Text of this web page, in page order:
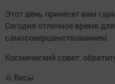
Этот день принесет вам
Сегодня отличное время
самосовершенствованием.
Космический совет:
♎ Весы